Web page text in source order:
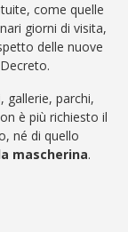
come quelle
giorni di visita,
delle nuove
gallerie, parchi,
è più richiesto il
né di quello
mascherina.